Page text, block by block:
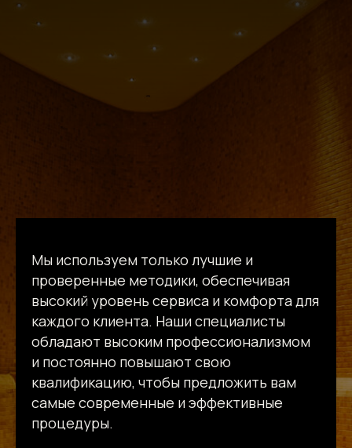
Мы используем только лучшие и
проверенные методики, обеспечивая
высокий уровень сервиса и комфорта для
каждого клиента. Наши специалисты
обладают высоким профессионализмом
и постоянно повышают свою
квалификацию, чтобы предложить вам
самые современные и эффективные
процедуры.